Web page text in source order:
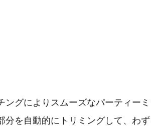
ングによりスムーズなパーティー
分を自動的にトリミングして、わ